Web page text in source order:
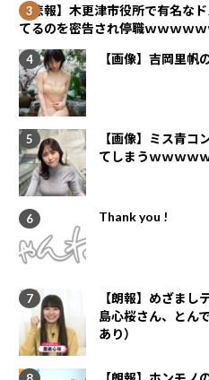
【悲報】木更津市役所で有名な
てるのを密告され停職ｗｗｗｗ
【画像】吉岡里
【画像】ミス青
てしまうｗｗｗｗ
Thank you !
【朗報】めざまし
島心桜さん、とん
あり）